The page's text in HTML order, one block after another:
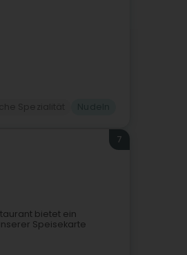
7
bietet ein
Speisekarte